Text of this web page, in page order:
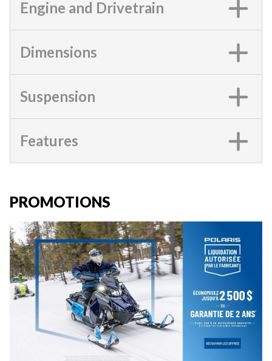
Engine and Drivetrain
Dimensions
Suspension
Features
PROMOTIONS